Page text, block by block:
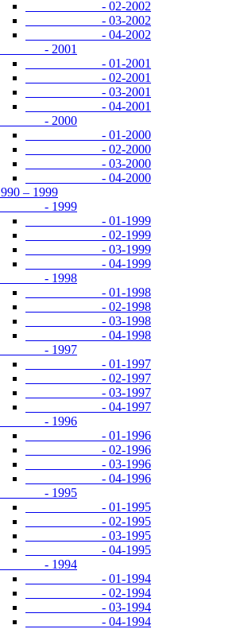
- 02-2002
- 03-2002
- 04-2002
- 2001
- 01-2001
- 02-2001
- 03-2001
- 04-2001
- 2000
- 01-2000
- 02-2000
- 03-2000
- 04-2000
– 1999
- 1999
- 01-1999
- 02-1999
- 03-1999
- 04-1999
- 1998
- 01-1998
- 02-1998
- 03-1998
- 04-1998
- 1997
- 01-1997
- 02-1997
- 03-1997
- 04-1997
- 1996
- 01-1996
- 02-1996
- 03-1996
- 04-1996
- 1995
- 01-1995
- 02-1995
- 03-1995
- 04-1995
- 1994
- 01-1994
- 02-1994
- 03-1994
- 04-1994